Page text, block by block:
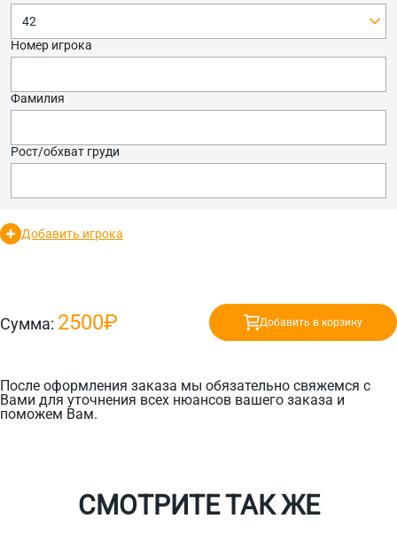
42
Номер игрока
Фамилия
Рост/обхват груди
Добавить игрока
После оформления заказа мы обязательно свяжемся с
Вами для уточнения всех нюансов вашего заказа и
поможем Вам.
Сумма: 2500₽ Добавить в корзину
СМОТРИТЕ ТАК ЖЕ